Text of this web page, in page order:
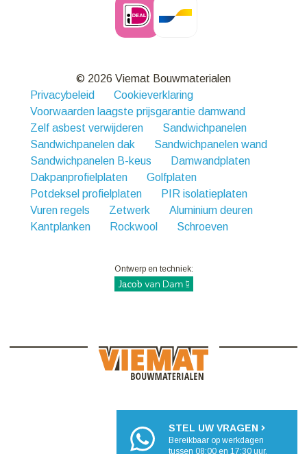
© 2026 Viemat Bouwmaterialen
Privacybeleid
Cookieverklaring
Voorwaarden laagste prijsgarantie damwand
Zelf asbest verwijderen
Sandwichpanelen
Sandwichpanelen dak
Sandwichpanelen wand
Sandwichpanelen B-keus
Damwandplaten
Dakpanprofielplaten
Golfplaten
Potdeksel profielplaten
PIR isolatieplaten
Vuren regels
Zetwerk
Aluminium deuren
Kantplanken
Rockwool Schroeven
Ontwerp en techniek:
STEL UW VRAGEN
Bereikbaar op werkdagen
tussen 08:00 en 17:30 uur.